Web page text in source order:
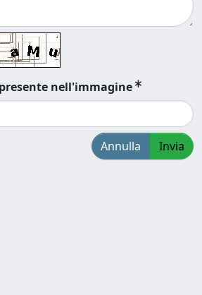
nell'immagine
Annulla Invia